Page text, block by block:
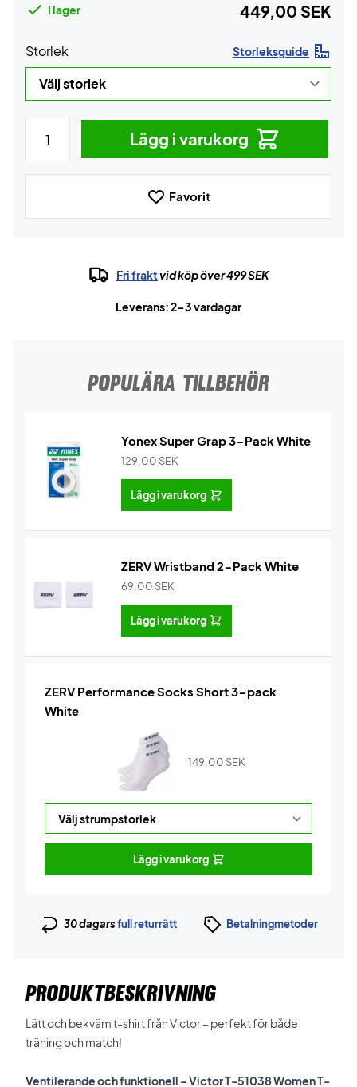
I lager 449,00 SEK
Storlek Storleksguide
Lägg i varukorg
Favorit
Fri fraktvid köp över 499 SEK
Leverans: 2-3 vardagar
POPULÄRA TILLBEHÖR
Yonex Super Grap 3-Pack White
129,00 SEK
Lägg i varukorg
ZERV Wristband 2-Pack White
69,00 SEK
Lägg i varukorg
ZERV Performance Socks Short 3-pack
White
149,00 SEK
Lägg i varukorg
30 dagarsfull returrätt Betalningmetoder
PRODUKTBESKRIVNING
Lätt och bekväm t-shirt från Victor – perfekt för både
träning och match!
Ventilerande och funktionell – Victor T-51038 Women T-